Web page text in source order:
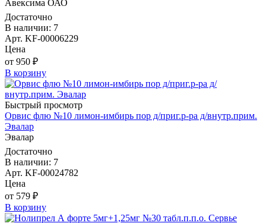
Авексима ОАО
Достаточно
В наличии: 7
Арт. KF-00006229
Цена
от 950 ₽
В корзину
Быстрый просмотр
Орвис флю №10 лимон-имбирь пор д/приг.р-ра д/внутр.прим.
Эвалар
Эвалар
Достаточно
В наличии: 7
Арт. KF-00024782
Цена
от 579 ₽
В корзину